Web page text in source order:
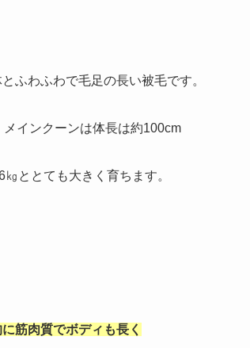
ふわふわで毛足の長い被毛です。
インクーンは体長は約100cm
ととても大きく育ちます。
筋肉質でボディも長く